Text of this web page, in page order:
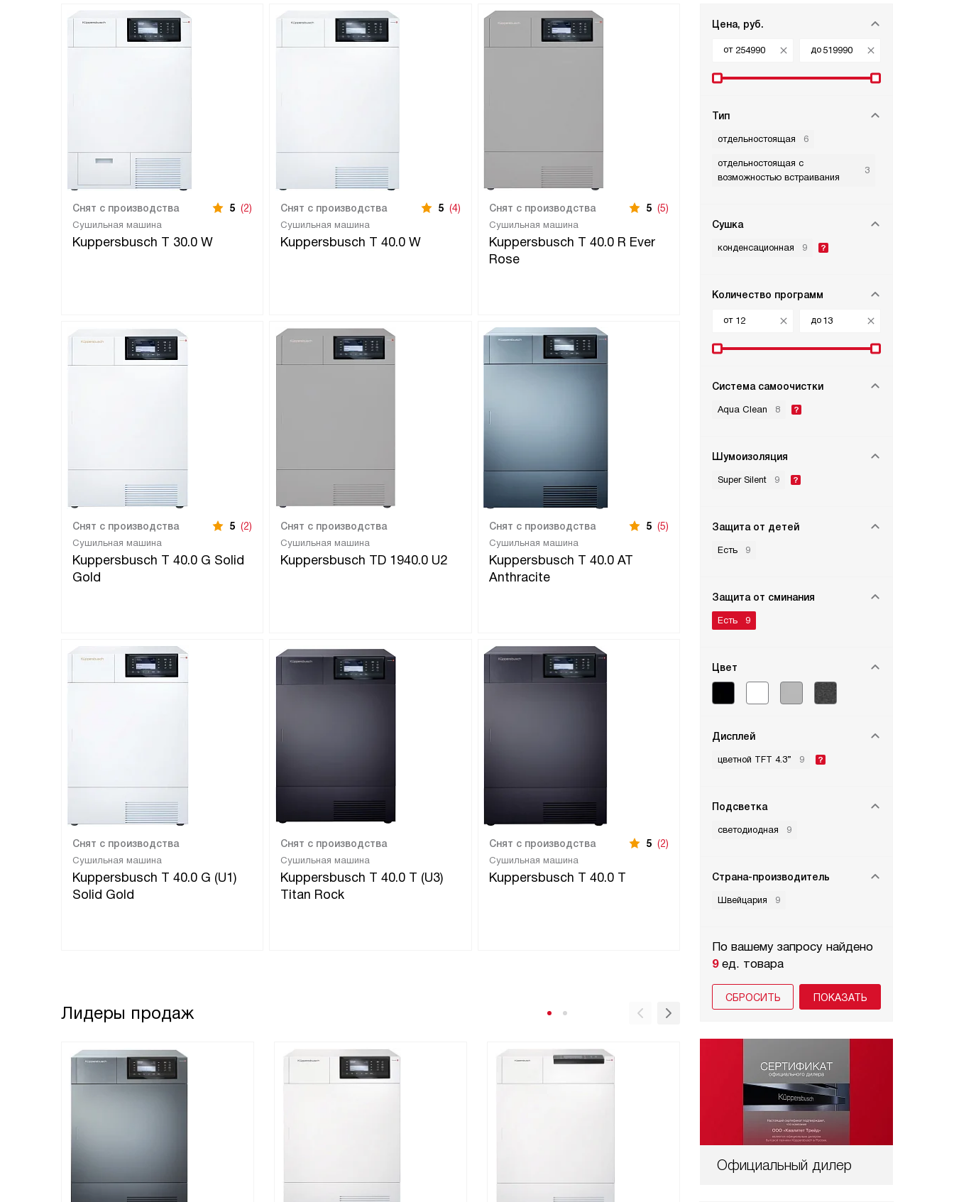
Цена, руб.
от до
Тип
отдельностоящая 6
отдельностоящая с
возможностью встраивания
3
Сушка
конденсационная 9
Количество программ
от до
Система самоочистки
Aqua Clean 8
Шумоизоляция
Super Silent 9
Защита от детей
Есть 9
Защита от сминания
Есть 9
Цвет
Дисплей
цветной TFT 4.3” 9
Подсветка
светодиодная 9
Страна-производитель
Швейцария 9
По вашему запросу найдено
9ед. товара
СБРОСИТЬ
Официальный дилер
Сушильная машина
Kuppersbusch T 30.0 W
Снят с производства 5 (2)
Сушильная машина
Kuppersbusch T 40.0 W
Снят с производства 5 (4)
Сушильная машина
Kuppersbusch T 40.0 R Ever
Rose
Снят с производства 5 (5)
Сушильная машина
Kuppersbusch T 40.0 G Solid
Gold
Снят с производства 5 (2)
Сушильная машина
Kuppersbusch TD 1940.0 U2
Снят с производства
Сушильная машина
Kuppersbusch T 40.0 AT
Anthracite
Снят с производства 5 (5)
Сушильная машина
Kuppersbusch T 40.0 G (U1)
Solid Gold
Снят с производства
Сушильная машина
Kuppersbusch T 40.0 T (U3)
Titan Rock
Снят с производства
Сушильная машина
Kuppersbusch T 40.0 T
Снят с производства 5 (2)
Лидеры продаж